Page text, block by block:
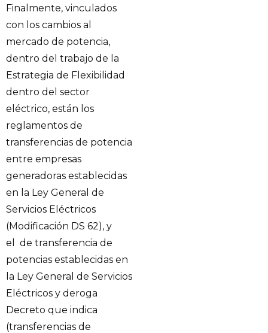
Finalmente, vinculados
con los cambios al
mercado de potencia,
dentro del trabajo de la
Estrategia de Flexibilidad
dentro del sector
eléctrico, están los
reglamentos de
transferencias de potencia
entre empresas
generadoras establecidas
en la Ley General de
Servicios Eléctricos
(Modificación DS 62), y
el de transferencia de
potencias establecidas en
la Ley General de Servicios
Eléctricos y deroga
Decreto que indica
(transferencias de